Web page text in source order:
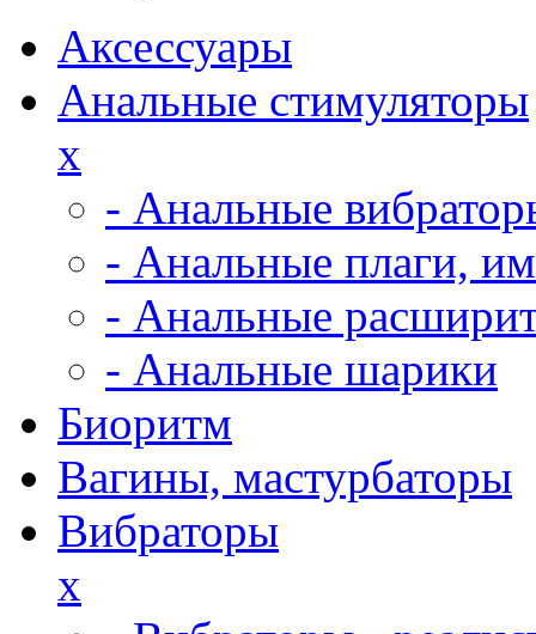
Аксессуары
Анальные стимуляторы
x
- Анальные
- Анальные плаги,
- Анальные
- Анальные шарики
Биоритм
Вагины, мастурбаторы
Вибраторы
x